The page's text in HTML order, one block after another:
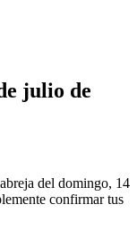
julio de
del domingo, 14
confirmar tus